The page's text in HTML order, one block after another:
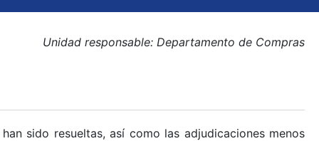
Unidad responsable: Departamento de Compras
sido resueltas, así como las adjudicaciones menos